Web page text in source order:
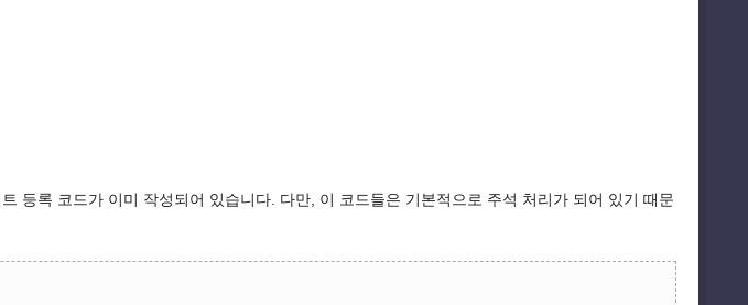
등록 코드가 이미 작성되어 있습니다. 다만, 이 코드들은 기본적으로 주석 처리가 되어 있기 때문